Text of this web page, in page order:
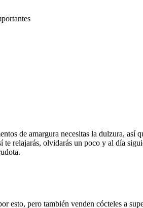
de amargura necesitas la dulzura, así
relajarás, olvidarás un poco y al día
esto, pero también venden cócteles a